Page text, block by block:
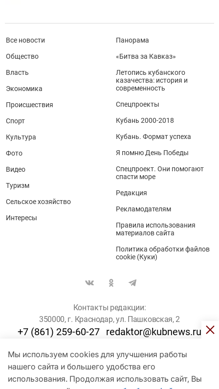
Мы используем cookies для улучшения работы
нашего сайта и большего удобства его
использования. Продолжая использовать сайт, Вы
Все новости
Общество
Власть
Экономика
Происшествия
Спорт
Культура
Фото
Видео
Туризм
Сельское хозяйство
Интересы
Панорама
«Битва за Кавказ»
Летопись кубанского
казачества: история и
современность
Спецпроекты
Кубань 2000-2018
Кубань. Формат успеха
Я помню День Победы
Спецпроект. Они помогают
спасти море
Редакция
Рекламодателям
Правила использования
материалов сайта
Политика обработки файлов
cookie (Куки)
Контакты редакции:
350000, г. Краснодар, ул. Пашковская, 2
+7 (861) 259-60-27 redaktor@kubnews.ru
Для пользователей старше 16 лет
© Кубанские Новости, 2017